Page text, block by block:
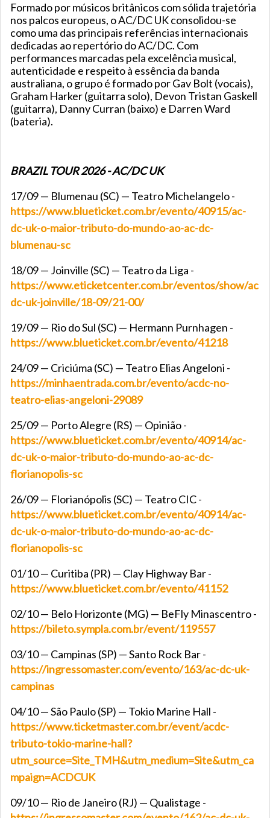
Formado por músicos britânicos com sólida trajetória
nos palcos europeus, o AC/DC UK consolidou-se
como uma das principais referências internacionais
dedicadas ao repertório do AC/DC. Com
performances marcadas pela excelência musical,
autenticidade e respeito à essência da banda
australiana, o grupo é formado por Gav Bolt (vocais),
Graham Harker (guitarra solo), Devon Tristan Gaskell
(guitarra), Danny Curran (baixo) e Darren Ward
(bateria).
BRAZIL TOUR 2026 - AC/DC UK
17/09 — Blumenau (SC) — Teatro Michelangelo -
https://www.blueticket.com.br/evento/40915/ac-
dc-uk-o-maior-tributo-do-mundo-ao-ac-dc-
blumenau-sc
18/09 — Joinville (SC) — Teatro da Liga -
https://www.eticketcenter.com.br/eventos/show/ac
dc-uk-joinville/18-09/21-00/
19/09 — Rio do Sul (SC) — Hermann Purnhagen -
https://www.blueticket.com.br/evento/41218
24/09 — Criciúma (SC) — Teatro Elias Angeloni -
https://minhaentrada.com.br/evento/acdc-no-
teatro-elias-angeloni-29089
25/09 — Porto Alegre (RS) — Opinião -
https://www.blueticket.com.br/evento/40914/ac-
dc-uk-o-maior-tributo-do-mundo-ao-ac-dc-
florianopolis-sc
26/09 — Florianópolis (SC) — Teatro CIC -
https://www.blueticket.com.br/evento/40914/ac-
dc-uk-o-maior-tributo-do-mundo-ao-ac-dc-
florianopolis-sc
01/10 — Curitiba (PR) — Clay Highway Bar -
https://www.blueticket.com.br/evento/41152
02/10 — Belo Horizonte (MG) — BeFly Minascentro -
https://bileto.sympla.com.br/event/119557
03/10 — Campinas (SP) — Santo Rock Bar -
https://ingressomaster.com/evento/163/ac-dc-uk-
campinas
04/10 — São Paulo (SP) — Tokio Marine Hall -
https://www.ticketmaster.com.br/event/acdc-
tributo-tokio-marine-hall?
utm_source=Site_TMH&utm_medium=Site&utm_ca
mpaign=ACDCUK
09/10 — Rio de Janeiro (RJ) — Qualistage -